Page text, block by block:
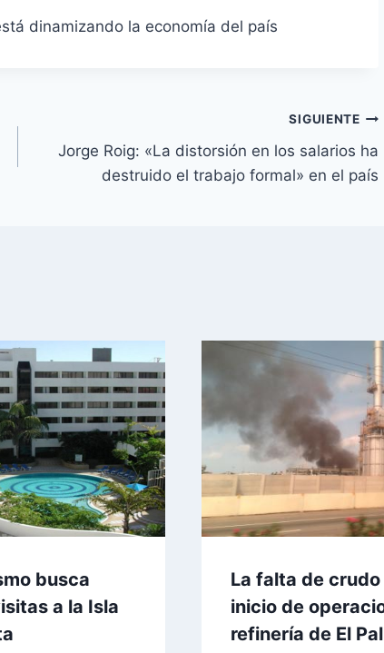
dinamizando la economía del país
SIGUIENTE
Jorge Roig: «La distorsión en los salarios ha
destruido el trabajo formal» en el país
busca
a la Isla
La falta de
inicio de
refinería de El